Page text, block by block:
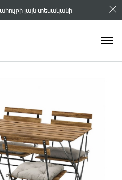
լայն տեսականի